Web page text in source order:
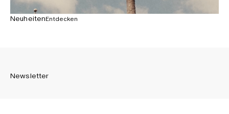
NeuheitenEntdecken
Newsletter